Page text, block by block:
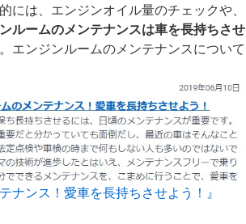
には、エンジンオイル量のチェックや、
ルームのメンテナンスは車を長持ちさせ
エンジンルームのメンテナンスについて
ナンス！愛車を長持ちさせよう！』